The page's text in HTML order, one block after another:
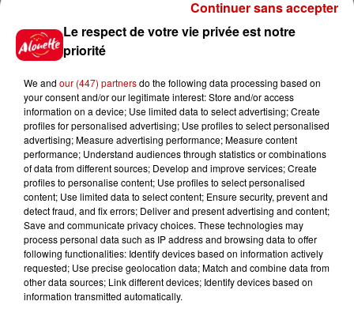
Jeux
Gagnez vos places pour le
festival Marché Gourmand 2026
à Coulon !
Le Duel - Gagnez vos entrées
pour l'un des zoos de nos
régions !
Destination Vacances - Gagnez
Le respect de votre vie privée est notre
priorité
We and our (447) partnersdo the following data processing based on
your consent and/or our legitimate interest: Store and/or access
information on a device; Use limited data to select advertising; Create
profiles for personalised advertising; Use profiles to select personalised
advertising; Measure advertising performance; Measure content
performance; Understand audiences through statistics or combinations
of data from different sources; Develop and improve services; Create
profiles to personalise content; Use profiles to select personalised
content; Use limited data to select content; Ensure security, prevent and
detect fraud, and fix errors; Deliver and present advertising and content;
Save and communicate privacy choices. These technologies may
process personal data such as IP address and browsing data to offer
following functionalities: Identify devices based on information actively
requested; Use precise geolocation data; Match and combine data from
other data sources; Link different devices; Identify devices based on
information transmitted automatically.
Continuer sans accepter